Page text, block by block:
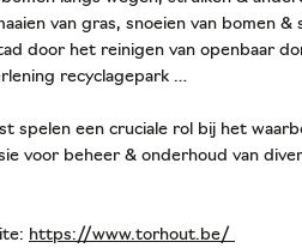
van gras, snoeien van bomen
door het reinigen van openbaar
recyclagepark …
spelen een cruciale rol bij het
voor beheer & onderhoud van
https://www.torhout.be/